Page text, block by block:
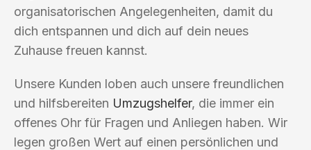
organisatorischen Angelegenheiten, damit du
dich entspannen und dich auf dein neues
Zuhause freuen kannst.
Unsere Kunden loben auch unsere freundlichen
und hilfsbereiten Umzugshelfer, die immer ein
offenes Ohr für Fragen und Anliegen haben. Wir
legen großen Wert auf einen persönlichen und